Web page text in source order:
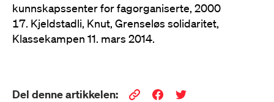
kunnskapssenter for fagorganiserte, 2000
Kjeldstadli, Knut, Grenseløs solidaritet,
Klassekampen 11. mars 2014.
Del denne artikkelen: